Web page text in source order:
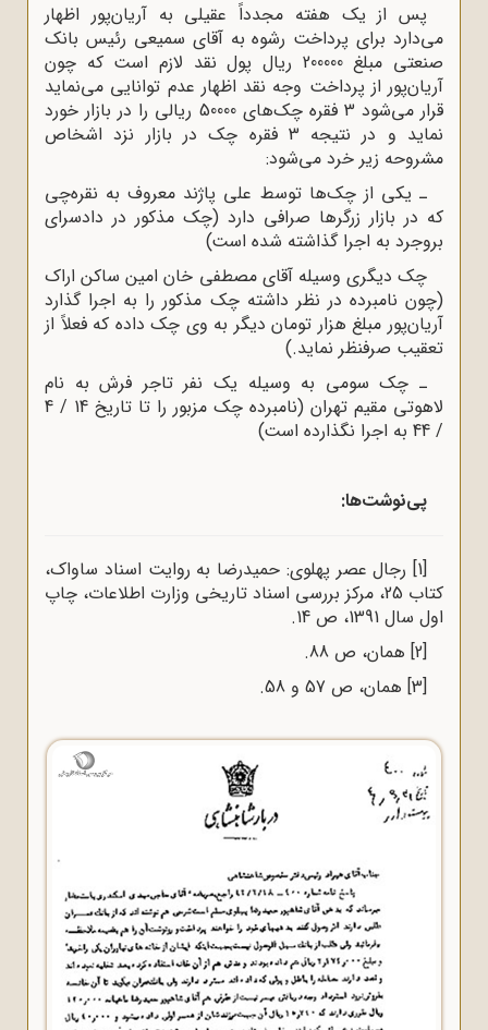
پس از یک هفته مجدداً عقیلی به آریان‌پور اظهار
می‌دارد برای پرداخت رشوه به آقای سمیعی رئیس بانک
صنعتی مبلغ 200000 ریال پول نقد لازم است که چون
آریان‌پور از پرداخت وجه نقد اظهار عدم توانایی می‌نماید
قرار می‌شود 3 فقره چک‌های 50000 ریالی را در بازار خورد
نماید و در نتیجه 3 فقره چک در بازار نزد اشخاص
مشروحه زیر خرد می‌شود:
ـ یکی از چک‌ها توسط علی پاژند معروف به نقره‌چی
که در بازار زرگرها صرافی دارد (چک مذکور در دادسرای
بروجرد به اجرا گذاشته شده است)
چک دیگری وسیله آقای مصطفی خان امین ساکن اراک
(چون نامبرده در نظر داشته چک مذکور را به اجرا گذارد
آریان‌پور مبلغ هزار تومان دیگر به وی چک داده که فعلاً از
تعقیب صرفنظر نماید.)
ـ چک سومی به وسیله یک نفر تاجر فرش به نام
لاهوتی مقیم تهران (نامبرده چک مزبور را تا تاریخ 14 / 4
/ 44 به اجرا نگذارده است)
پی‌نوشت‌ها:
[1] رجال عصر پهلوی: حمیدرضا به روایت اسناد ساواک،
کتاب 25، مرکز بررسی اسناد تاریخی وزارت اطلاعات، چاپ
اول سال 1391، ص 14.
[2] همان، ص 88.
[3] همان، ص 57 و 58.